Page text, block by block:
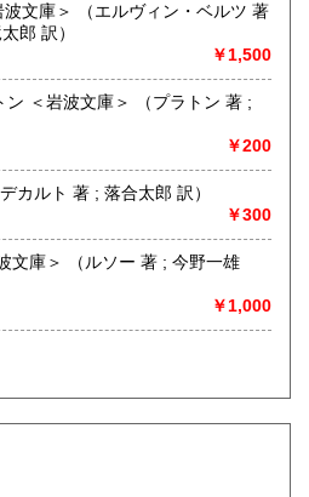
ン・ベルツ 著
郎 訳）
￥1,500
庫＞ （プラトン 著 ;
￥200
序説 ＜岩波文庫＞ （デカルト 著 ; 落合太郎 訳）
￥300
; 今野一雄
￥1,000